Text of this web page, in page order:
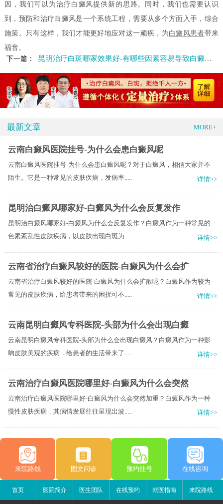
因，我们可以为治疗白癜风提供新的思路。同时，我们也需要认识
到，预防和治疗白癜风是一个系统工程，需要从多个方面入手，综合
施策。只有这样，我们才能更好地应对这一顽疾，为白癜风患者带来
福音。
下一篇：
昆明治疗白斑哪家效果好-有哪些因素容易导致白癜风呢
最新文章 MORE+
云南白癜风医院挂号-为什么会患白癜风呢
云南白癜风医院挂号-为什么会患白癜风呢？对于白癜风，相信大家并不
陌生。它是一种常见的皮肤疾病，发病率.....
详情>>
昆明治白癜风哪家好-白癜风为什么会反复发作
昆明治白癜风哪家好-白癜风为什么会反复发作？白癜风作为一种常见的
色素紊乱性皮肤疾病，以皮肤出现白斑为.....
详情>>
云南省治疗白癜风较好的医院-白癜风为什么会扩
云南省治疗白癜风较好的医院-白癜风为什么会扩散呢？白癜风作为较为
常见的皮肤疾病，给患者带来的困扰可不.....
详情>>
云南昆明白癜风专科医院-头部为什么会出现白癜
云南昆明白癜风专科医院-头部为什么会出现白癜风？白癜风作为一种影
响皮肤美观的疾病，给患者的生活带来了.....
详情>>
云南治疗白癜风医院哪里好-白癜风为什么会突然
云南治疗白癜风医院哪里好-白癜风为什么会突然加重？白癜风作为一种
慢性皮肤疾病，其病情发展往往呈现出波.....
详情>>
来院路线 图文问诊 预约挂号 在线咨询
首页 医院简介 医生团队 在线预约 就医指南 来院路线